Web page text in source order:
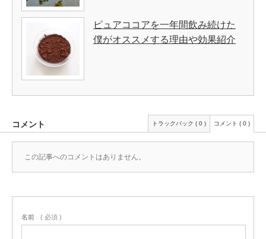
ピュアココアを一年間飲み続けた
僕がオススメする理由や効果紹介
コメント トラックバック ( 0 ) コメント ( 0 )
この記事へのコメントはありません。
名前 ( 必須 )